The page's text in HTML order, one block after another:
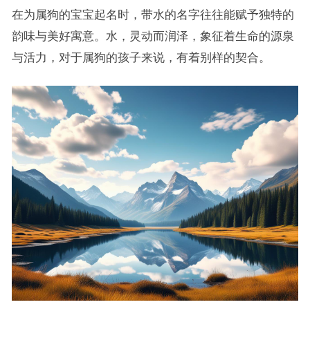
在为属狗的宝宝起名时，带水的名字往往能赋予独特的
韵味与美好寓意。水，灵动而润泽，象征着生命的源泉
与活力，对于属狗的孩子来说，有着别样的契合。